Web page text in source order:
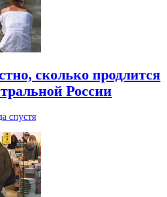
сколько продлится
России
спустя